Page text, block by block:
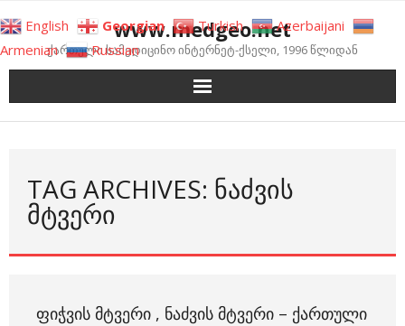
to
content
www.medgeo.net
ქართული სამედიცინო ინტერნეტ-ქსელი, 1996 წლიდან
TAG ARCHIVES: ᲜᲐᲫᲕᲘᲡ
ᲛᲢᲕᲔᲠᲘ
ᲤᲘᲭᲕᲘᲡ ᲛᲢᲕᲔᲠᲘ , ᲜᲐᲫᲕᲘᲡ ᲛᲢᲕᲔᲠᲘ – ᲥᲐᲠᲗᲣᲚᲘ
English Georgian Turkish
Azerbaijani
Armenian
Russian